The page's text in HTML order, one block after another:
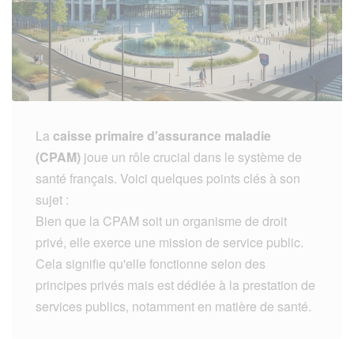
Lacaisse primaire d'assurance maladie
(CPAM) joue un rôle crucial dans le système de
santé français. Voici quelques points clés à son
sujet :
Bien que la CPAM soit un organisme de droit
privé, elle exerce une mission de service public.
Cela signifie qu'elle fonctionne selon des
principes privés mais est dédiée à la prestation de
services publics, notamment en matière de santé.